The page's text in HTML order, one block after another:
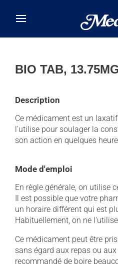
BIO TAB,
Description
Ce médicament est un
l'utilise pour soulager la
son action en quelques
Mode d'emploi
En règle générale, on utilise
Il est possible que votre
un horaire différent qui est
Habituellement, on ne
Ce médicament peut être
sans égard aux repas ou
recommandé de boire